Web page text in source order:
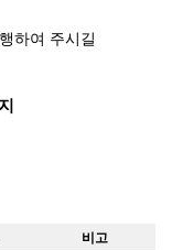
하여 주시길
비고